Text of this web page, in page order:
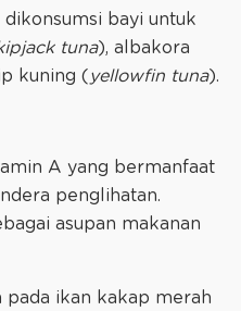
bayi untuk
tuna), albakora
kuning ( yellowfin tuna).
A yang bermanfaat
penglihatan.
asupan makanan
pada ikan kakap merah